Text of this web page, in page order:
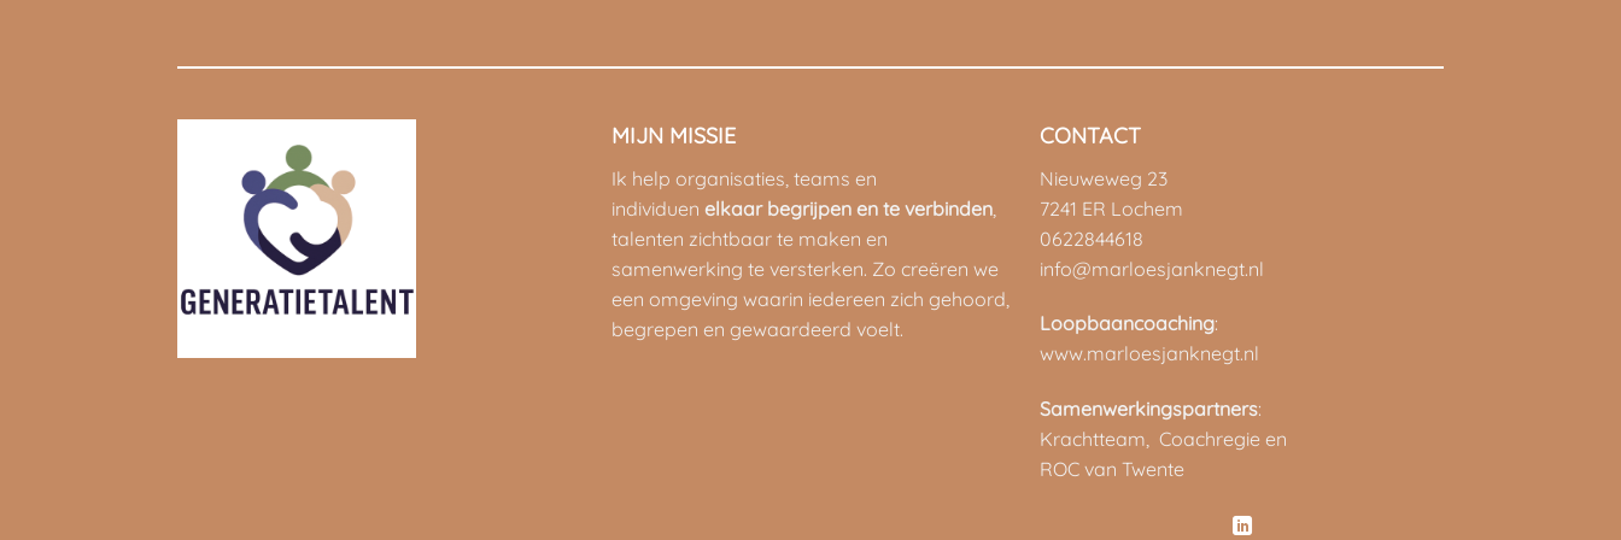
MIJN MISSIE
Ik help organisaties, teams en
individuen elkaar begrijpen en te verbinden,
talenten zichtbaar te maken en
samenwerking te versterken. Zo creëren we
een omgeving waarin iedereen zich gehoord,
begrepen en gewaardeerd voelt.
CONTACT
Nieuweweg 23
7241 ER Lochem
0622844618
info@marloesjanknegt.nl
Loopbaancoaching:
www.marloesjanknegt.nl
Samenwerkingspartners:
Krachtteam, Coachregie en
ROC van Twente